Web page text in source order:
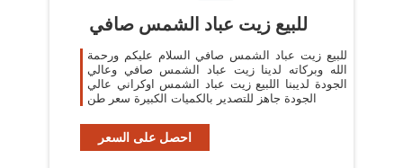
للبيع زيت عباد الشمس صافي
للبيع زيت عباد الشمس صافي السلام عليكم ورحمة
الله وبركاته لدينا زيت عباد الشمس صافي وعالي
الجودة لديبنا اللبيع زيت عباد الشمس اوكراني عالي
الجودة جاهز للتصدير بالكميات الكبيرة سعر طن
احصل على السعر